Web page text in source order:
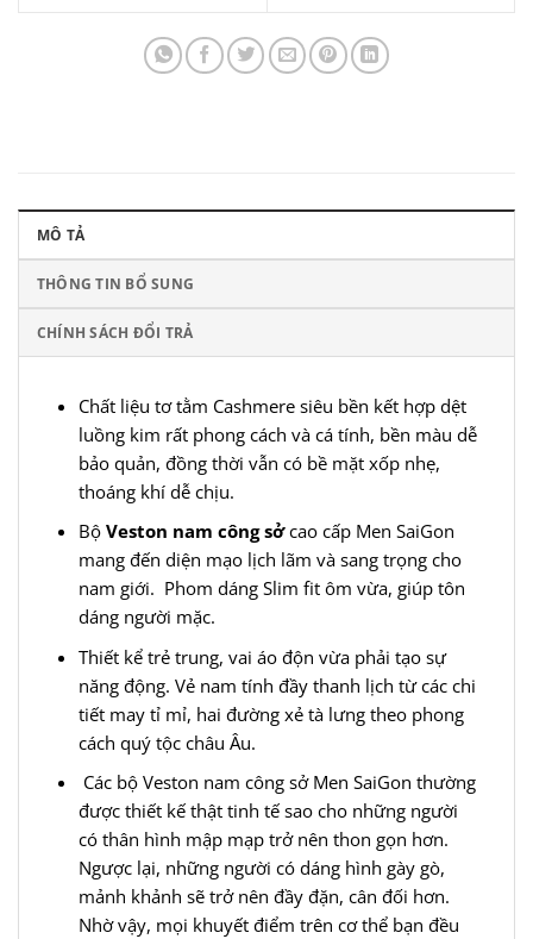
MÔ TẢ
THÔNG TIN BỔ SUNG
CHÍNH SÁCH ĐỔI TRẢ
Chất liệu tơ tằm Cashmere siêu bền kết hợp dệt
luồng kim rất phong cách và cá tính, bền màu dễ
bảo quản, đồng thời vẫn có bề mặt xốp nhẹ,
thoáng khí dễ chịu.
BộVeston nam công sởcao cấp Men SaiGon
mang đến diện mạo lịch lãm và sang trọng cho
nam giới. Phom dáng Slim fit ôm vừa, giúp tôn
dáng người mặc.
Thiết kể trẻ trung, vai áo độn vừa phải tạo sự
năng động. Vẻ nam tính đầy thanh lịch từ các chi
tiết may tỉ mỉ, hai đường xẻ tà lưng theo phong
cách quý tộc châu Âu.
Các bộ Veston nam công sở Men SaiGon thường
được thiết kế thật tinh tế sao cho những người
có thân hình mập mạp trở nên thon gọn hơn.
Ngược lại, những người có dáng hình gày gò,
mảnh khảnh sẽ trở nên đầy đặn, cân đối hơn.
Nhờ vậy, mọi khuyết điểm trên cơ thể bạn đều